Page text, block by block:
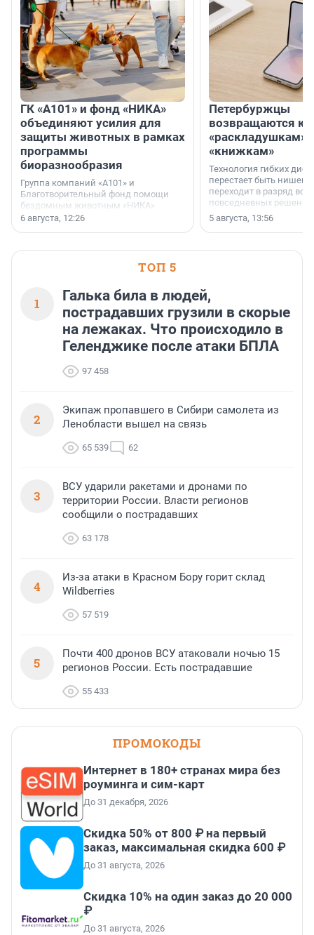
ГК «А101» и фонд «НИКА»
объединяют усилия для
защиты животных в рамках
программы
биоразнообразия
Группа компаний «А101» и
Благотворительный фонд помощи
бездомным животным «НИКА»
заключили соглашение о
6 августа, 12:26
Петербуржцы
возвращаются к
«раскладушкам»
«книжкам»
Технология гибких
перестает быть
переходит в разряд
повседневных
5 августа, 13:56
ТОП 5
1
Галька била в людей,
пострадавших грузили в скорые
на лежаках. Что происходило в
Геленджике после атаки БПЛА
97 458
2
Экипаж пропавшего в Сибири самолета из
Ленобласти вышел на связь
65 539 62
3
ВСУ ударили ракетами и дронами по
территории России. Власти регионов
сообщили о пострадавших
63 178
4
Из-за атаки в Красном Бору горит склад
Wildberries
57 519
5
Почти 400 дронов ВСУ атаковали ночью 15
регионов России. Есть пострадавшие
55 433
ПРОМОКОДЫ
Интернет в 180+ странах мира без
роуминга и сим-карт
До 31 декабря, 2026
Скидка 50% от 800 ₽ на первый
заказ, максимальная скидка 600 ₽
До 31 августа, 2026
Скидка 10% на один заказ до 20 000
₽
До 31 августа, 2026